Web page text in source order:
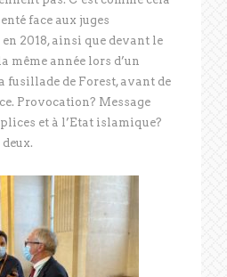
face aux juges
2018, ainsi que devant le
même année lors d’un
fusillade de Forest, avant de
Provocation? Message
et à l’Etat islamique?